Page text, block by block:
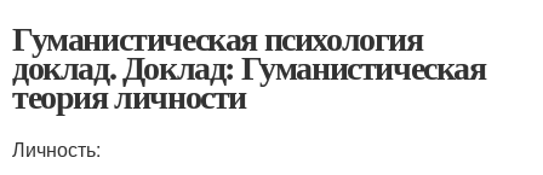
Гуманистическая психология
доклад. Доклад: Гуманистическая
теория личности
Личность: